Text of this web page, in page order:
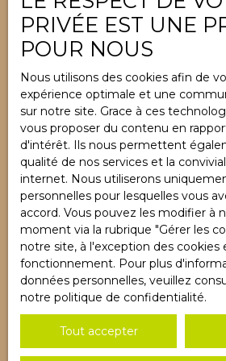
Mentions légales
Politique de confidentialité
Plan du site
Gérer les cookies
Propulsé par
+33 3 89 89 20 76
7B, rue du Mal de
68730 Blotzheim
PRIVÉE EST UNE
POUR NOUS
Nous utilisons des cookies afin de
expérience optimale et une
sur notre site. Grace à ces
vous proposer du contenu en
d'intérêt. Ils nous permettent
qualité de nos services et la
internet. Nous utiliserons
personnelles pour lesquelles vous
accord. Vous pouvez les modifier à
moment via la rubrique ″Gérer les
notre site, à l'exception des cookies
fonctionnement. Pour plus
données personnelles, veuillez
notre politique de confidentialité.
Tout accepter